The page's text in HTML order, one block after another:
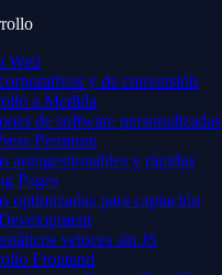
Web
y de conversión
a Medida
de software personalizadas
Premium
autogestionables y rápidas
Pages
optimizadas para captación
veloces sin JS
Frontend